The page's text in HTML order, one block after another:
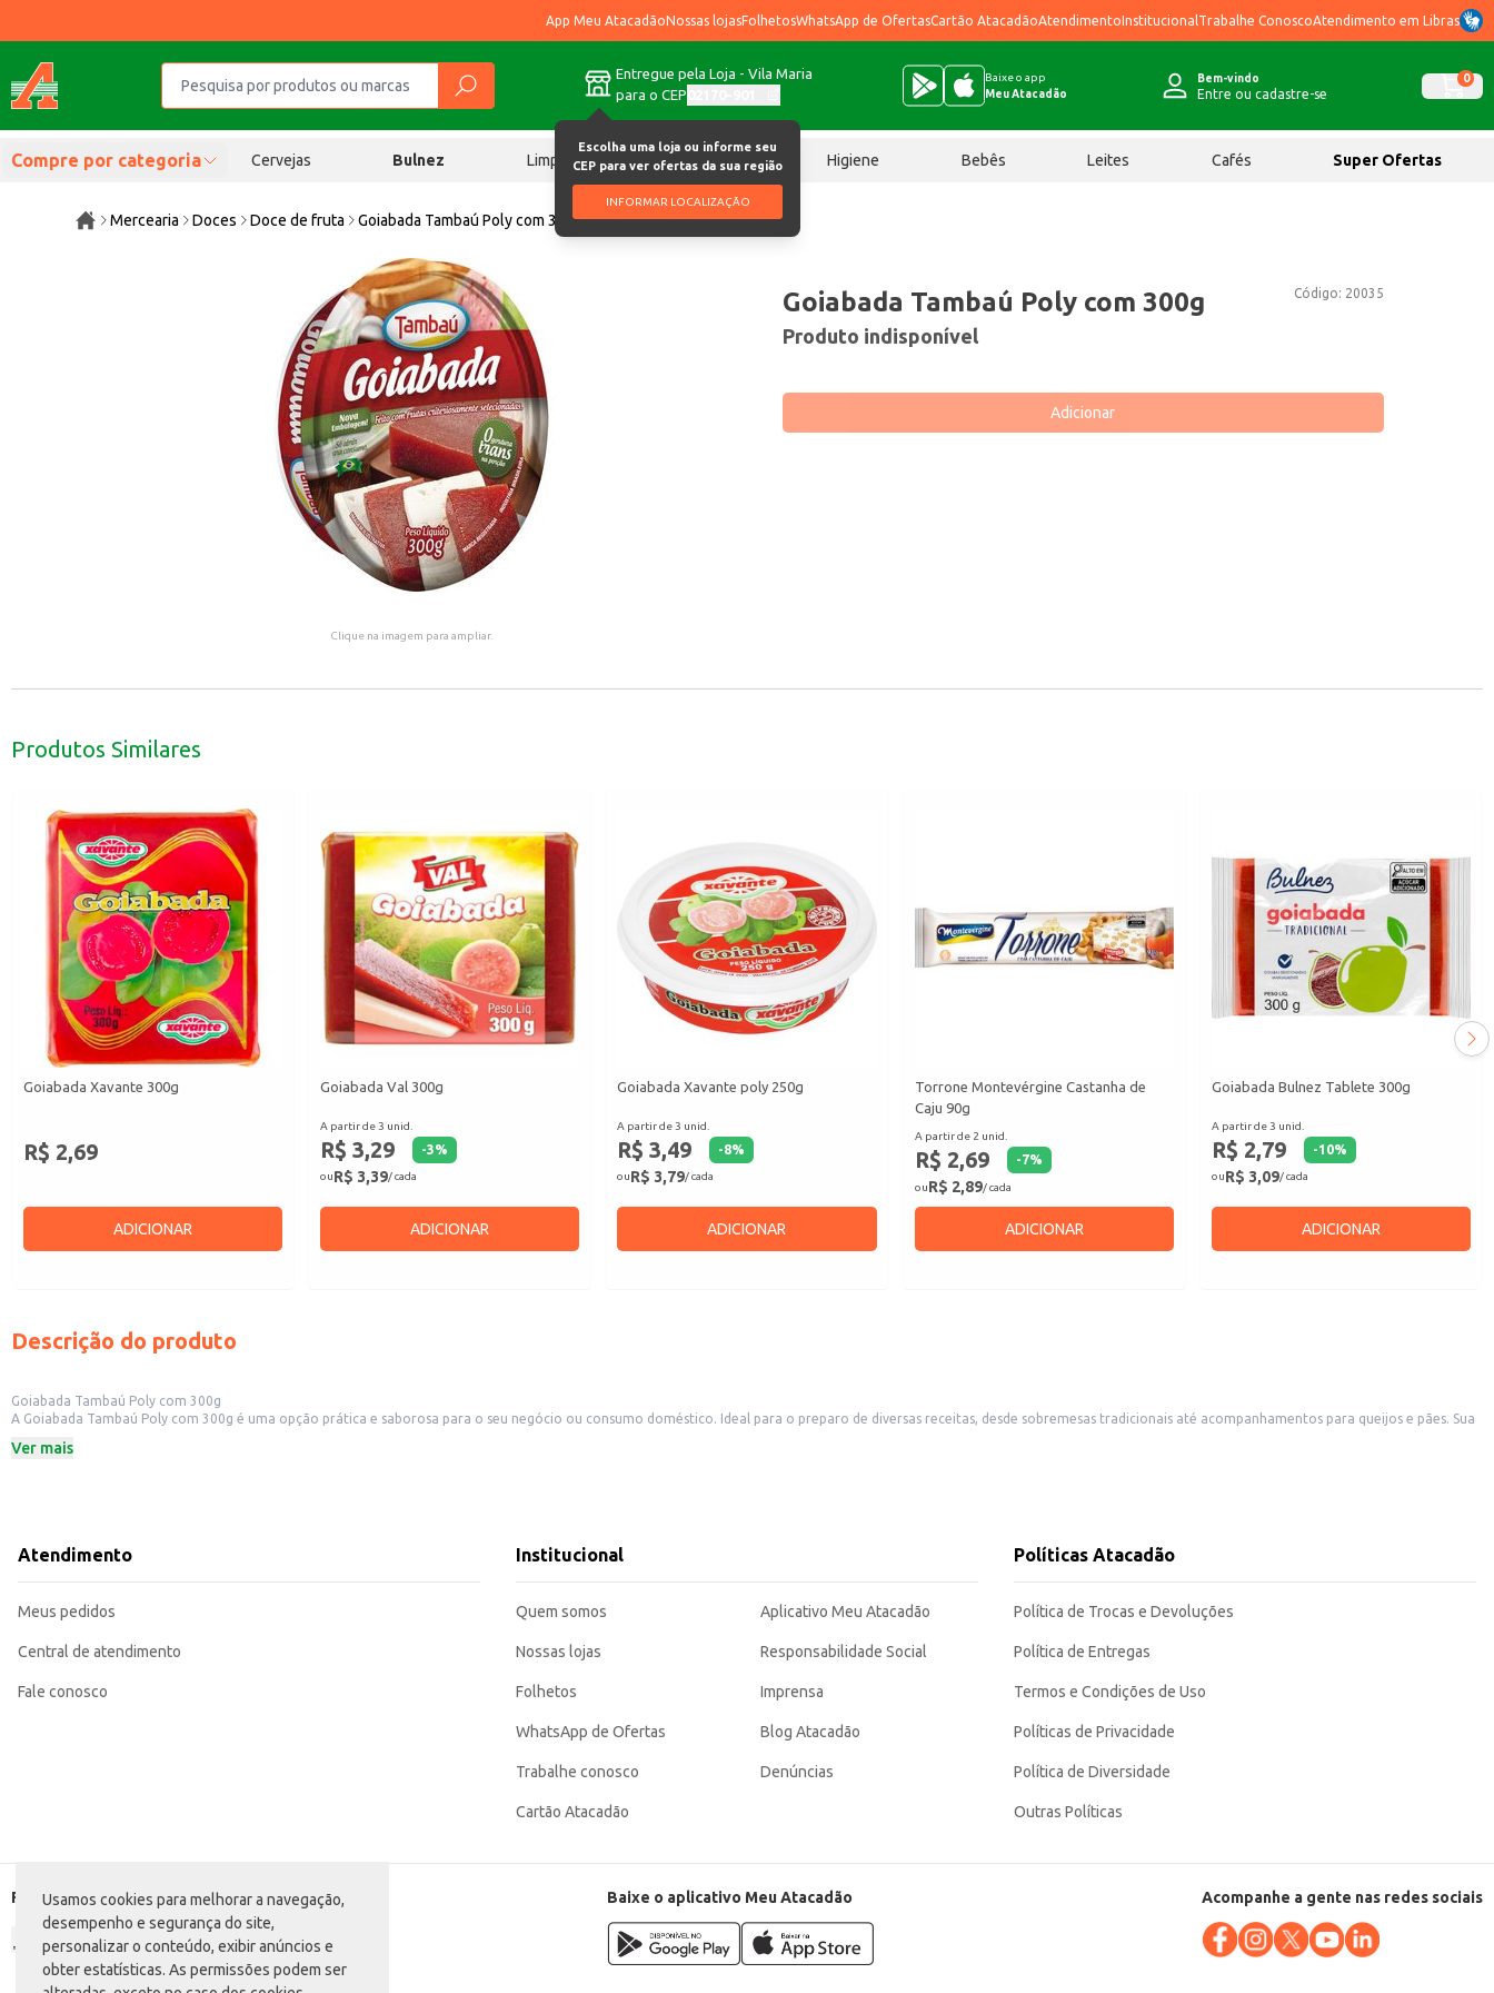
Usamos cookies para melhorar a navegação,
desempenho e segurança do site,
personalizar o conteúdo, exibir anúncios e
obter estatísticas. As permissões podem ser
App Meu AtacadãoNossas lojasFolhetosWhatsApp de OfertasCartão AtacadãoAtendimentoInstitucional Trabalhe ConoscoAtendimento em Libras
Entregue pela Loja - Vila Maria
para o CEP
Escolha uma loja ou informe seu
CEP para ver ofertas da sua região
INFORMAR LOCALIZAÇÃO
Baixe o app
Meu Atacadão
Bem-vindo
Entre ou cadastre-se
0
Compre por categoria Cervejas Bulnez Limpeza Chocolates Higiene Bebês Leites Cafés Super Ofertas
Mercearia Doces Doce de fruta Goiabada Tambaú Poly com 300g
Clique na imagem para ampliar.
Código: 20035
Goiabada Tambaú Poly com 300g
Produto indisponível
Adicionar
Produtos Similares
Goiabada Xavante 300g
R$ 2,69
ADICIONAR
Goiabada Val 300g
A partir de 3 unid.
R$ 3,29 -3%
ouR$ 3,39/ cada
ADICIONAR
Goiabada Xavante poly 250g
A partir de 3 unid.
R$ 3,49 -8%
ouR$ 3,79/ cada
ADICIONAR
Torrone Montevérgine Castanha de
Caju 90g
A partir de 2 unid.
R$ 2,69 -7%
ouR$ 2,89/ cada
ADICIONAR
Goiabada Bulnez Tablete 300g
A partir de 3 unid.
R$ 2,79 -10%
ouR$ 3,09/ cada
ADICIONAR
Descrição do produto
Goiabada Tambaú Poly com 300g
A Goiabada Tambaú Poly com 300g é uma opção prática e saborosa para o seu negócio ou consumo doméstico. Ideal para o preparo de diversas receitas, desde sobremesas tradicionais até acompanhamentos para queijos e pães. Sua
Peso: 300g
Incorpore em recheios de doces e sobremesas.
Ideal para consumo direto.
rendimento.
Ver mais
Atendimento
Meus pedidos
Central de atendimento
Fale conosco
Institucional
Quem somos
Nossas lojas
Folhetos
WhatsApp de Ofertas
Trabalhe conosco
Cartão Atacadão
Aplicativo Meu Atacadão
Responsabilidade Social
Imprensa
Blog Atacadão
Denúncias
Políticas Atacadão
Política de Trocas e Devoluções
Política de Entregas
Termos e Condições de Uso
Políticas de Privacidade
Política de Diversidade
Outras Políticas
Formas de pagamento Baixe o aplicativo Meu Atacadão Acompanhe a gente nas redes sociais